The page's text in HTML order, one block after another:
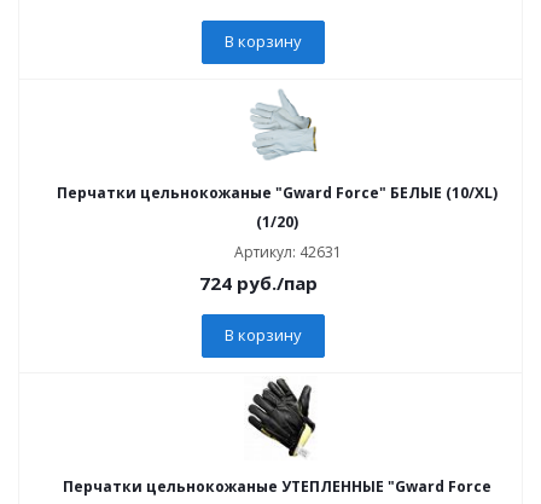
В корзину
Перчатки цельнокожаные "Gward Force" БЕЛЫЕ (10/XL)
(1/20)
Артикул: 42631
724 руб./пар
В корзину
Перчатки цельнокожаные УТЕПЛЕННЫЕ "Gward Force